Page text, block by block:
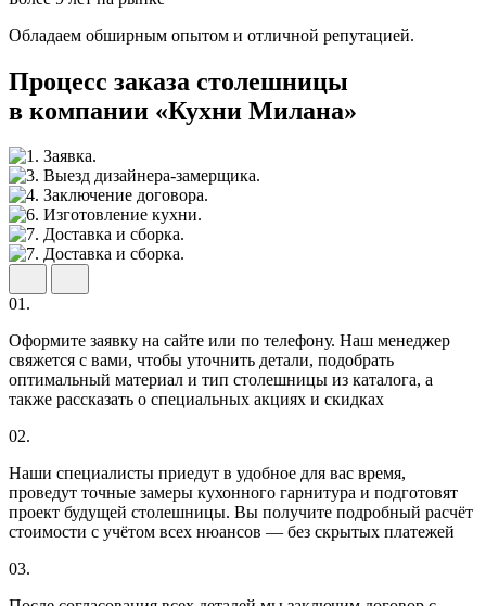
Обладаем обширным опытом и отличной репутацией.
Процесс заказа столешницы
в компании «Кухни Милана»
01.
Оформите заявку на сайте или по телефону. Наш менеджер
свяжется с вами, чтобы уточнить детали, подобрать
оптимальный материал и тип столешницы из каталога, а
также рассказать о специальных акциях и скидках
02.
Наши специалисты приедут в удобное для вас время,
проведут точные замеры кухонного гарнитура и подготовят
проект будущей столешницы. Вы получите подробный расчёт
стоимости с учётом всех нюансов — без скрытых платежей
03.